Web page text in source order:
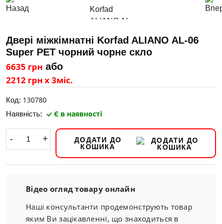
Двері міжкімнатні Korfad ALIANO AL-06
Super PET чорний чорне скло
6635 грн або
2212 грн х 3міс.
Код: 130780
Наявність: Є в наявності
- +
ДОДАТИ ДО
КОШИКА
Відео огляд товару онлайн
Наші консультанти продемонструють товар
яким Ви зацікавленні, що знаходиться в